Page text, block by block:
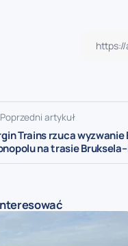
Poprzedni artykuł
Trains rzuca
na trasie